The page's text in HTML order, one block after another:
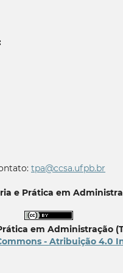
tpa@ccsa.ufpb.br
e Prática em
em Administração
- Atribuição 4.0